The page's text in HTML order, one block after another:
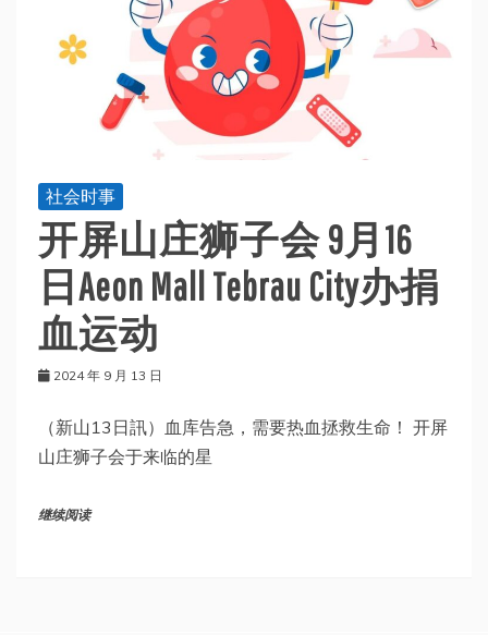
社会时事
开屏山庄狮子会 9月16
日Aeon Mall Tebrau City办捐
血运动
2024 年 9 月 13 日
（新山13日訊）血库告急，需要热血拯救生命！ 开屏
山庄狮子会于来临的星
继续阅读